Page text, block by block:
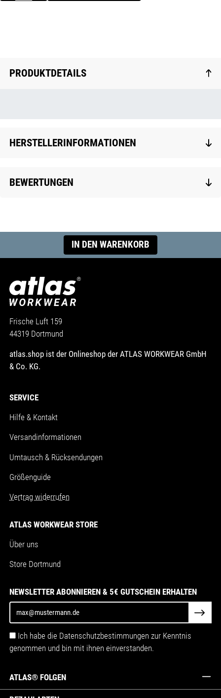
PRODUKTDETAILS
HERSTELLERINFORMATIONEN
BEWERTUNGEN
IN DEN WARENKORB
Frische Luft 159
44319 Dortmund
atlas.shop ist der Onlineshop der ATLAS WORKWEAR GmbH
& Co. KG.
SERVICE
Hilfe & Kontakt
Versandinformationen
Umtausch & Rücksendungen
Größenguide
Vertrag widerrufen
ATLAS WORKWEAR STORE
Über uns
Store Dortmund
NEWSLETTER ABONNIEREN & 5€ GUTSCHEIN ERHALTEN
Ich habe die Datenschutzbestimmungen zur Kenntnis
genommen und bin mit ihnen einverstanden.
ATLAS® FOLGEN